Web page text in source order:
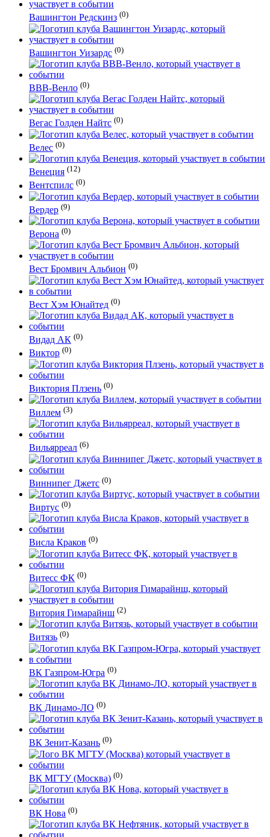
Вашингтон Редскинз (0)
Вашингтон Уизардс (0)
ВВВ-Венло (0)
Вегас Голден Найтс (0)
Велес (0)
Венеция (12)
Вентспилс (0)
Вердер (9)
Верона (0)
Вест Бромвич Альбион (0)
Вест Хэм Юнайтед (0)
Видад АК (0)
Виктор (0)
Виктория Плзень (0)
Виллем (3)
Вильярреал (6)
Виннипег Джетс (0)
Виртус (0)
Висла Краков (0)
Витесс ФК (0)
Витория Гимарайнш (2)
Витязь (0)
ВК Газпром-Югра (0)
ВК Динамо-ЛО (0)
ВК Зенит-Казань (0)
ВК МГТУ (Москва) (0)
ВК Нова (0)